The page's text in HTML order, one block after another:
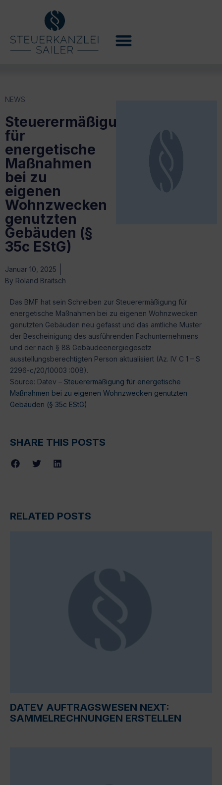
NEWS
Steuerermäßigung
für
energetische
Maßnahmen
bei zu
eigenen
Wohnzwecken
genutzten
Gebäuden (§
35c EStG)
Januar 10, 2025
By Roland Braitsch
Das BMF hat sein Schreiben zur Steuerermäßigung für
energetische Maßnahmen bei zu eigenen Wohnzwecken
genutzten Gebäuden neu gefasst und das amtliche Muster
der Bescheinigung des ausführenden Fachunternehmens
und der nach § 88 Gebäudeenergiegesetz
ausstellungsberechtigten Person aktualisiert (Az. IV C 1 – S
2296-c/20/10003 :008).
Source: Datev – Steuerermäßigung für energetische
Maßnahmen bei zu eigenen Wohnzwecken genutzten
Gebäuden (§ 35c EStG)
SHARE THIS POSTS
RELATED POSTS
DATEV AUFTRAGSWESEN NEXT:
SAMMELRECHNUNGEN ERSTELLEN